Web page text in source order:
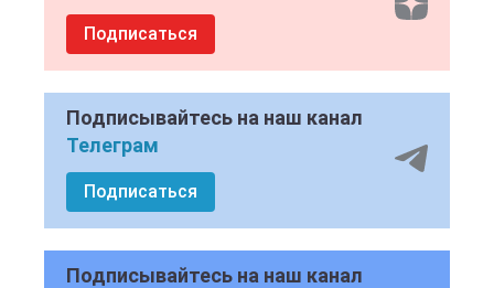
Подписаться
Подписывайтесь на наш канал
Телеграм
Подписаться
Подписывайтесь на наш канал